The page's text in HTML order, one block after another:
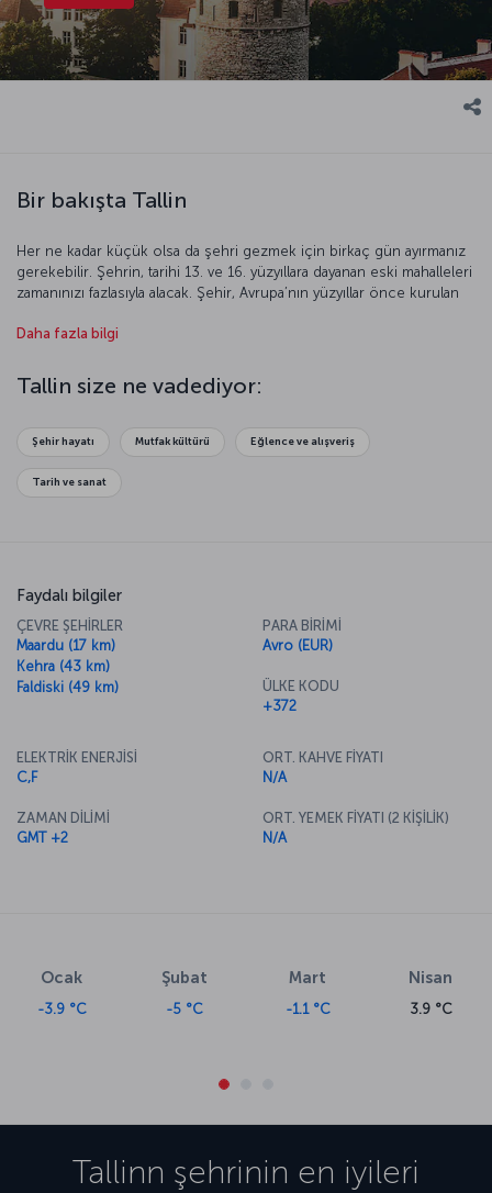
Bir bakışta Tallin
Her ne kadar küçük olsa da şehri gezmek için birkaç gün ayırmanız
gerekebilir. Şehrin, tarihi 13. ve 16. yüzyıllara dayanan eski mahalleleri
zamanınızı fazlasıyla alacak. Şehir, Avrupa’nın yüzyıllar önce kurulan
UNESCO’nun 1997 yılında Dünya Miras Listesi’ne dâhil ettiği bu
Daha fazla bilgi
Tallin size ne vadediyor:
Şehir hayatı Mutfak kültürü Eğlence ve alışveriş
Tarih ve sanat
Faydalı bilgiler
ÇEVRE ŞEHİRLER
Maardu (17 km)
Kehra (43 km)
Faldiski (49 km)
PARA BİRİMİ
Avro (EUR)
ÜLKE KODU
+372
ELEKTRİK ENERJİSİ
C,F
ZAMAN DİLİMİ
GMT +2
ORT. KAHVE FİYATI
N/A
ORT. YEMEK FİYATI (2 KİŞİLİK)
N/A
Ocak
-3.9 °C
Şubat
-5 °C
Mart
-1.1 °C
Nisan
3.9 °C
Tallinn şehrinin en iyileri